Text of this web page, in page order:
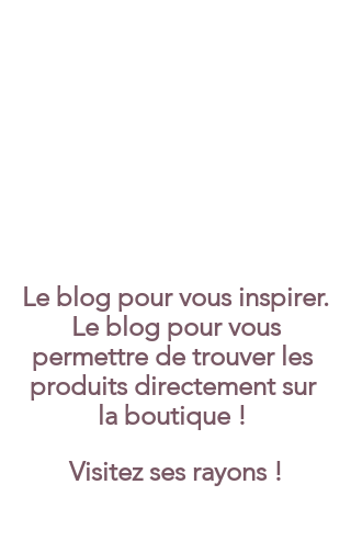
Le blog pour vous inspirer.
permettre de trouver les
produits directement sur
la boutique !
Visitez ses rayons !